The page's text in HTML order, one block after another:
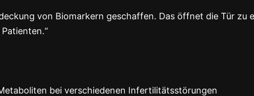
von Biomarkern geschaffen. Das öffnet die Tür zu
bei verschiedenen Infertilitätsstörungen